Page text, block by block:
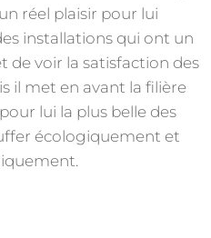
réel plaisir pour lui
installations qui ont un
de voir la satisfaction des
il met en avant la filière
lui la plus belle des
écologiquement et